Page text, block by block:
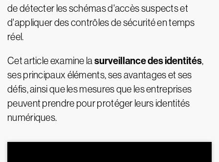
de détecter les schémas d'accès suspects et
d'appliquer des contrôles de sécurité en temps
réel.
Cet article examine la surveillance des identités,
ses principaux éléments, ses avantages et ses
défis, ainsi que les mesures que les entreprises
peuvent prendre pour protéger leurs identités
numériques.